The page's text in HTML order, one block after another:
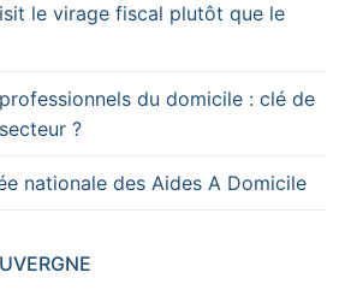
le virage fiscal plutôt que le
du domicile : clé de
?
nationale des Aides A Domicile